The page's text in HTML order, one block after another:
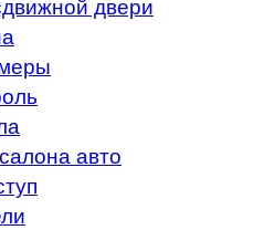
авто